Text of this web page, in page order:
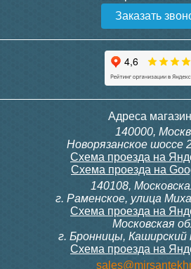
Заказать
Адреса
140000,
Новорязанское шоссе
Схема проезда на
Схема проезда на
140108,
г. Раменское, улица
Схема проезда на
Московская
г. Бронницы, Каширский
Схема проезда на